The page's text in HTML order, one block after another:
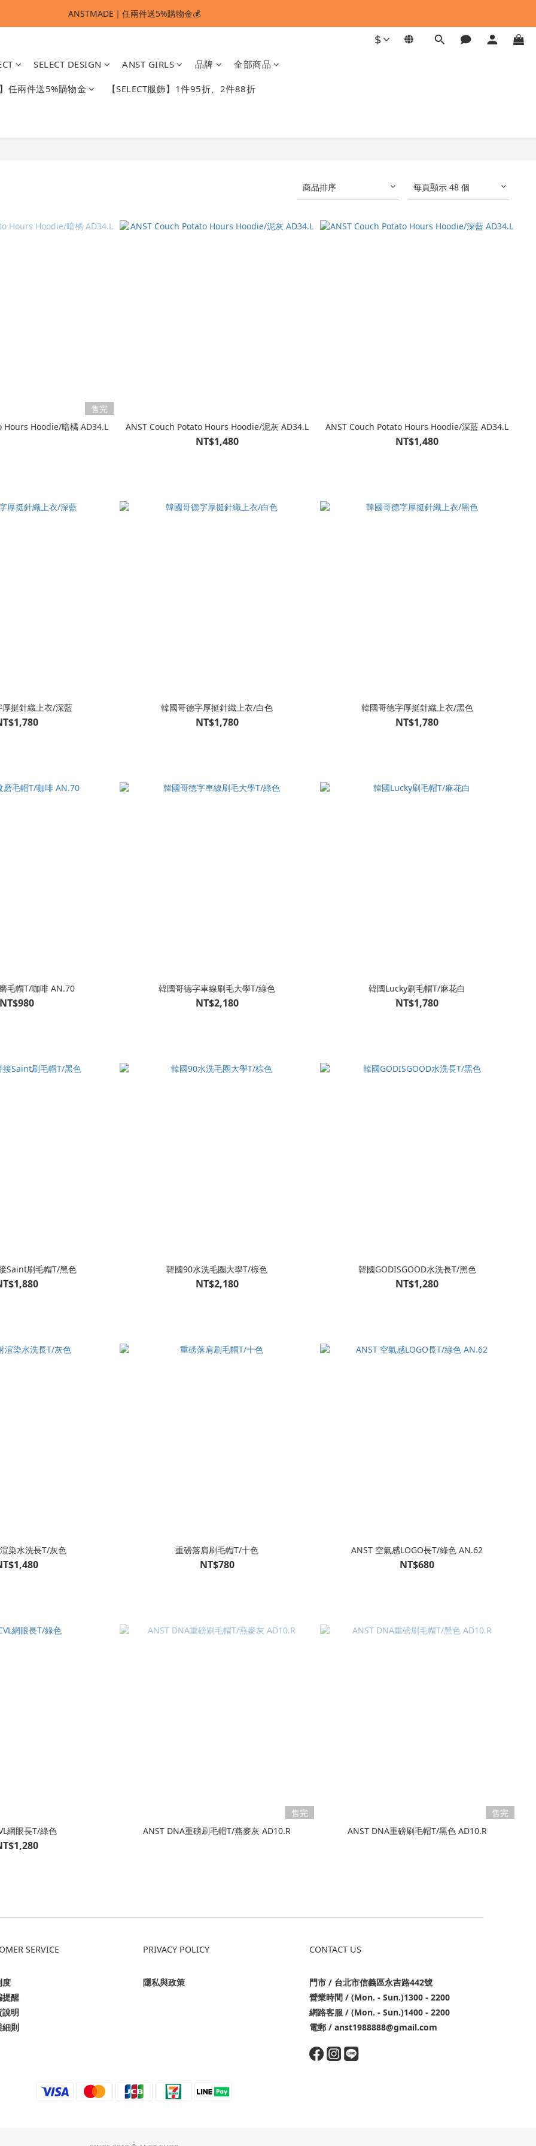
ANSTMADE｜任兩件送5%購物金💰
ANSTMADE｜任兩件送5%購物金💰
多重好禮滿額贈🔥
ANSTMADE｜任兩件送5%購物金💰
$
SELECT DESIGN ANST GIRLS 品牌 全部商品
任兩件送5%購物金 【SELECT服飾】1件95折、2件88折
商品排序 每頁顯示 48 個
售完
Hours Hoodie/暗橘 AD34.L
ANST Couch Potato Hours Hoodie/泥灰 AD34.L
NT$1,480
ANST Couch Potato Hours Hoodie/深藍 AD34.L
NT$1,480
挺針織上衣/深藍 韓國哥德字厚挺針織上衣/白色
NT$1,780
韓國哥德字厚挺針織上衣/黑色
NT$1,780
毛帽T/咖啡 AN.70 韓國哥德字車線刷毛大學T/綠色
NT$2,180
韓國Lucky刷毛帽T/麻花白
NT$1,780
Saint刷毛帽T/黑色 韓國90水洗毛圈大學T/棕色
NT$2,180
韓國GODISGOOD水洗長T/黑色
NT$1,280
染水洗長T/灰色 重磅落肩刷毛帽T/十色
NT$780
ANST 空氣感LOGO長T/綠色 AN.62
NT$680
網眼長T/綠色
售完
ANST DNA重磅刷毛帽T/燕麥灰 AD10.R
售完
ANST DNA重磅刷毛帽T/黑色 AD10.R
SERVICE
度
提醒
說明
細則
PRIVACY POLICY
隱私與政策
CONTACT US
門市 / 台北市信義區永吉路442號
營業時間 / (Mon. - Sun.)1300 - 2200
網路客服 / (Mon. - Sun.)1400 - 2200
電郵 / anst1988888@gmail.com